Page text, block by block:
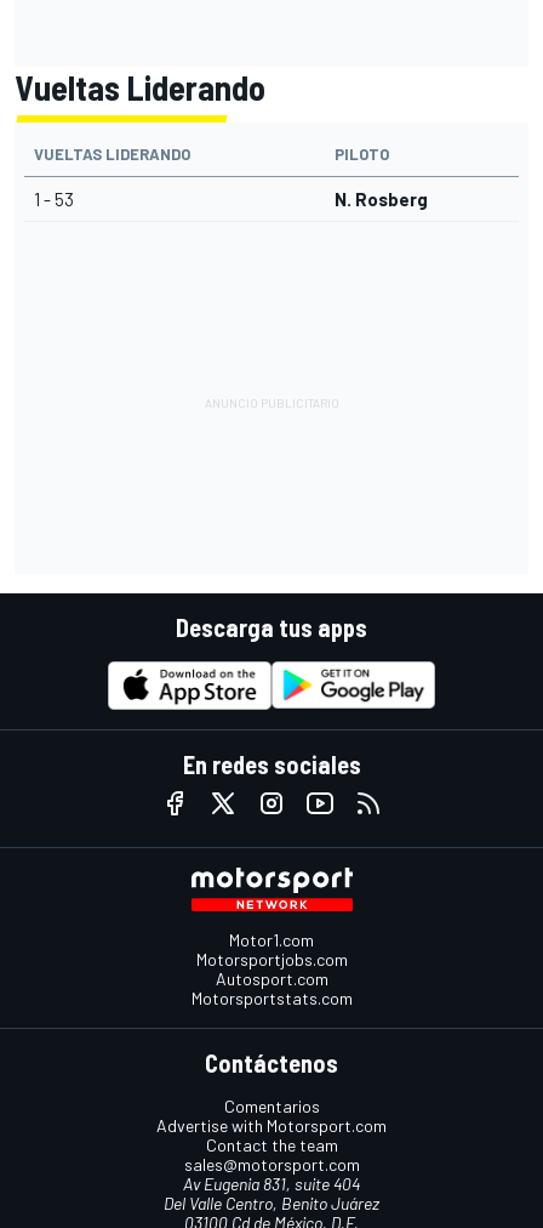
Vueltas Liderando
VUELTAS LIDERANDO PILOTO
1 - 53 N. Rosberg
Descarga tus apps
En redes sociales
Motor1.com
Motorsportjobs.com
Autosport.com
Motorsportstats.com
Contáctenos
Comentarios
Advertise with Motorsport.com
Contact the team
sales@motorsport.com
Av Eugenia 831, suite 404
Del Valle Centro, Benito Juárez
03100 Cd de México, D.F.